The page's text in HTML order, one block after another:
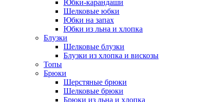
Юбки-карандаши
Шелковые юбки
Юбки на запах
Юбки из льна и хлопка
Блузки
Шелковые блузки
Блузки из хлопка и вискозы
Топы
Брюки
Шерстяные брюки
Шелковые брюки
Брюки из льна и хлопка